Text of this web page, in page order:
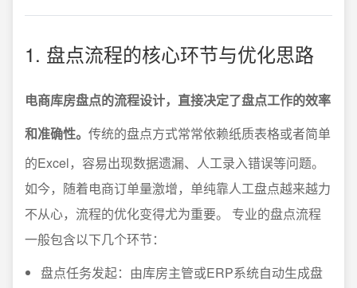
1. 盘点流程的核心环节与优化思路
电商库房盘点的流程设计，直接决定了盘点工作的效率
和准确性。 传统的盘点方式常常依赖纸质表格或者简单
的Excel，容易出现数据遗漏、人工录入错误等问题。
如今，随着电商订单量激增，单纯靠人工盘点越来越力
不从心，流程的优化变得尤为重要。 专业的盘点流程
一般包含以下几个环节：
盘点任务发起：由库房主管或ERP系统自动生成盘